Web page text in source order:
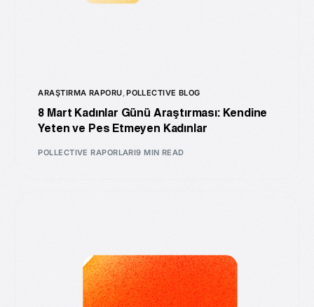
ARAŞTIRMA RAPORU,POLLECTIVE BLOG
8 Mart Kadınlar Günü Araştırması: Kendine
Yeten ve Pes Etmeyen Kadınlar
POLLECTIVE RAPORLARI9 MIN READ